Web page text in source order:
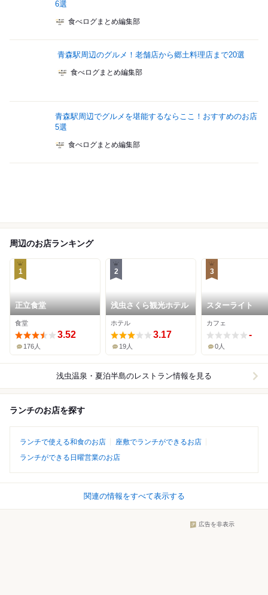
6選
食べログまとめ編集部
青森駅周辺のグルメ！老舗店から郷土料理店まで20選
食べログまとめ編集部
青森駅周辺でグルメを堪能するならここ！おすすめのお店
5選
食べログまとめ編集部
周辺のお店ランキング
1
正立食堂
食堂
3.52
176人
2
浅虫さくら観光ホテル
ホテル
3.17
19人
3
スターライト
カフェ
-
0人
浅虫温泉・夏泊半島のレストラン情報を見る
ランチのお店を探す
ランチで使える和食のお店
座敷でランチができるお店
ランチができる日曜営業のお店
関連の情報をすべて表示する
広告を非表示